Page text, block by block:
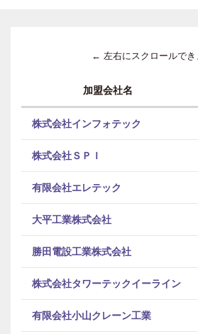
← 左右にスクロールで
加盟会社名
株式会社インフォテック
株式会社ＳＰＩ
有限会社エレテック
大平工業株式会社
勝田電設工業株式会社
株式会社タワーテックイーライン
有限会社小山クレーン工業